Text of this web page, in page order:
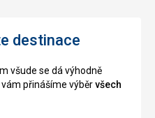
destinace
všude se dá výhodně
přinášíme výběrvšech